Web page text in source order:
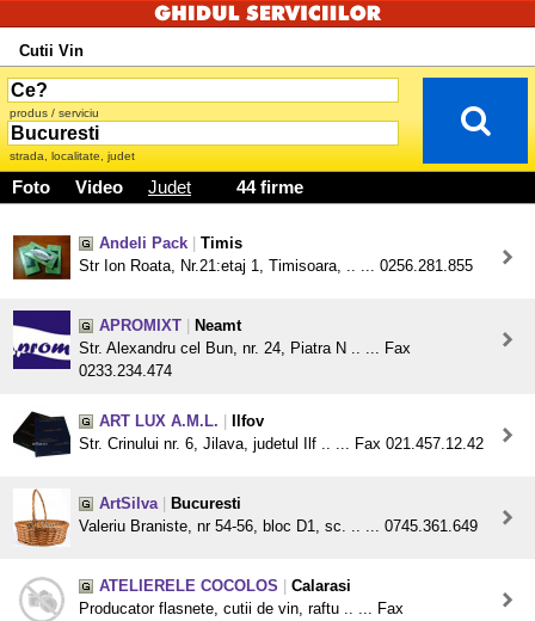
Cutii Vin
produs / serviciu
strada, localitate, judet
Foto Video Judet 44 firme
Andeli Pack
Timis
Str Ion Roata, Nr.21:etaj 1, Timisoara, .. ... 0256.281.855
APROMIXT
Neamt
Str. Alexandru cel Bun, nr. 24, Piatra N .. ... Fax
0233.234.474
ART LUX A.M.L.
Ilfov
Str. Crinului nr. 6, Jilava, judetul Ilf .. ... Fax 021.457.12.42
ArtSilva
Bucuresti
Valeriu Braniste, nr 54-56, bloc D1, sc. .. ... 0745.361.649
ATELIERELE COCOLOS
Calarasi
Producator flasnete, cutii de vin, raftu .. ... Fax